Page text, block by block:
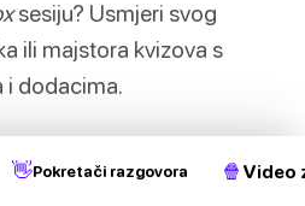
sesiju? Usmjeri svog
ili majstora kvizova s
i dodacima.
Postavi video poziv na
👋Pokretači razgovora 🍿 Video